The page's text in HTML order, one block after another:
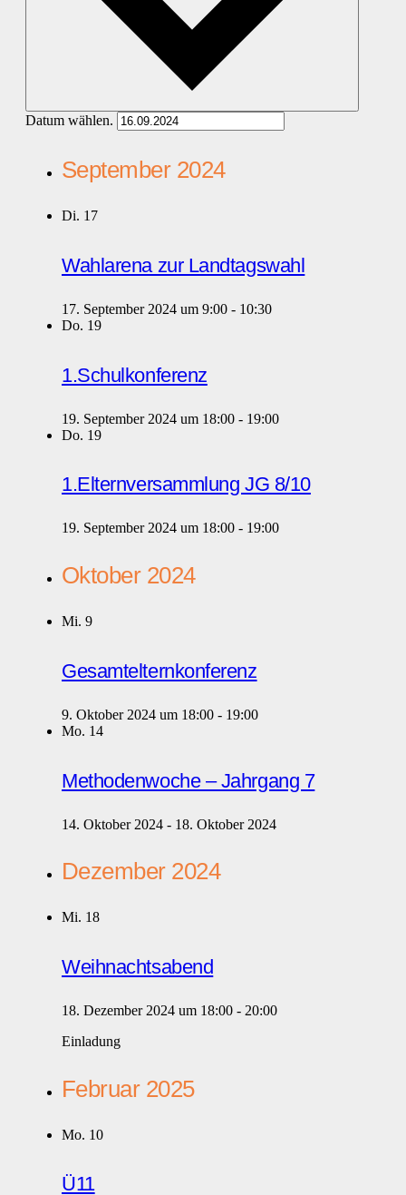
Datum wählen.
September 2024
Di. 17
Wahlarena zur Landtagswahl
17. September 2024 um 9:00 - 10:30
Do. 19
1.Schulkonferenz
19. September 2024 um 18:00 - 19:00
Do. 19
1.Elternversammlung JG 8/10
19. September 2024 um 18:00 - 19:00
Oktober 2024
Mi. 9
Gesamtelternkonferenz
9. Oktober 2024 um 18:00 - 19:00
Mo. 14
Methodenwoche – Jahrgang 7
14. Oktober 2024 - 18. Oktober 2024
Dezember 2024
Mi. 18
Weihnachtsabend
18. Dezember 2024 um 18:00 - 20:00
Einladung
Februar 2025
Mo. 10
Ü11